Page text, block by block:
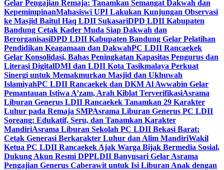
Gelar Pengajian Remaja: Tanamkan Semangat Dakwah dan
KepemimpinanMahasiswi UPI Lakukan Kunjungan Observasi
ke Masjid Baitul Haq LDII SukasariDPD LDII Kabupaten
Bandung Cetak Kader Muda Siap Dakwah dan
BerorganisasiDPD LDII Kabupaten Bandung Gelar Pelatihan
Pendidikan Keagamaan dan DakwahPC LDII Rancaekek
Gelar Konsolidasi, Bahas Peningkatan Kapasitas Pengurus dan
Literasi DigitalDMI dan LDII Kota Tasikmalaya Perkuat
Sinergi untuk Memakmurkan Masjid dan Ukhuwah
IslamiyahPC LDII Rancaekek dan DKM Al Awwabin Gelar
Pemantauan Istiwa A’zam, Arah Kiblat TerverifikasiAsrama
Liburan Generus LDII Rancaekek Tanamkan 29 Karakter
Luhur pada Remaja SMPAsrama Liburan Generus PC LDII
Soreang: Edukatif, Seru, dan Tanamkan Karakter
MandiriAsrama Liburan Sekolah PC LDII Bekasi Barat:
Cetak Generasi Berkarakter Luhur dan Alim MandiriWakil
Ketua PC LDII Rancaekek Ajak Warga Bijak Bermedia Sosial,
Dukung Akun Resmi DPPLDII Banyusari Gelar Asrama
Pengajian Generus Caberawit untuk Isi Liburan Anak dengan